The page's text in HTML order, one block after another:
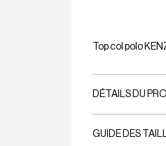
Top col polo
DÉTAILS DU
GUIDE DES